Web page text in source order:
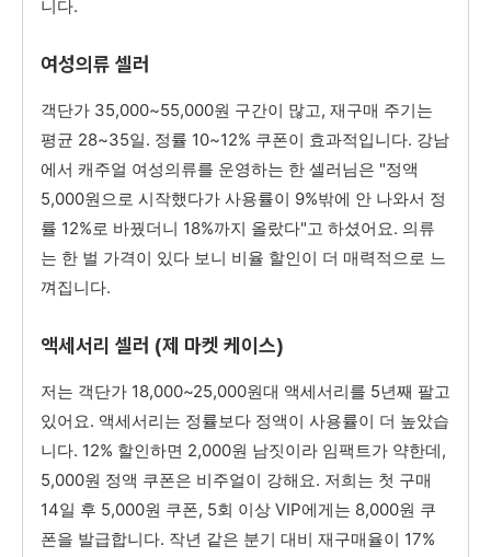
니다.
여성의류 셀러
객단가 35,000~55,000원 구간이 많고, 재구매 주기는
평균 28~35일. 정률 10~12% 쿠폰이 효과적입니다. 강남
에서 캐주얼 여성의류를 운영하는 한 셀러님은 "정액
5,000원으로 시작했다가 사용률이 9%밖에 안 나와서 정
률 12%로 바꿨더니 18%까지 올랐다"고 하셨어요. 의류
는 한 벌 가격이 있다 보니 비율 할인이 더 매력적으로 느
껴집니다.
액세서리 셀러 (제 마켓 케이스)
저는 객단가 18,000~25,000원대 액세서리를 5년째 팔고
있어요. 액세서리는 정률보다 정액이 사용률이 더 높았습
니다. 12% 할인하면 2,000원 남짓이라 임팩트가 약한데,
5,000원 정액 쿠폰은 비주얼이 강해요. 저희는 첫 구매
14일 후 5,000원 쿠폰, 5회 이상 VIP에게는 8,000원 쿠
폰을 발급합니다. 작년 같은 분기 대비 재구매율이 17%